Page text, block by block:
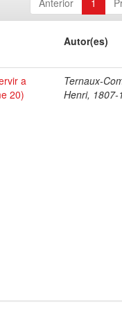
Anterior 1
Autor(es)
a
20)
Ternaux-
Henri, 1807-